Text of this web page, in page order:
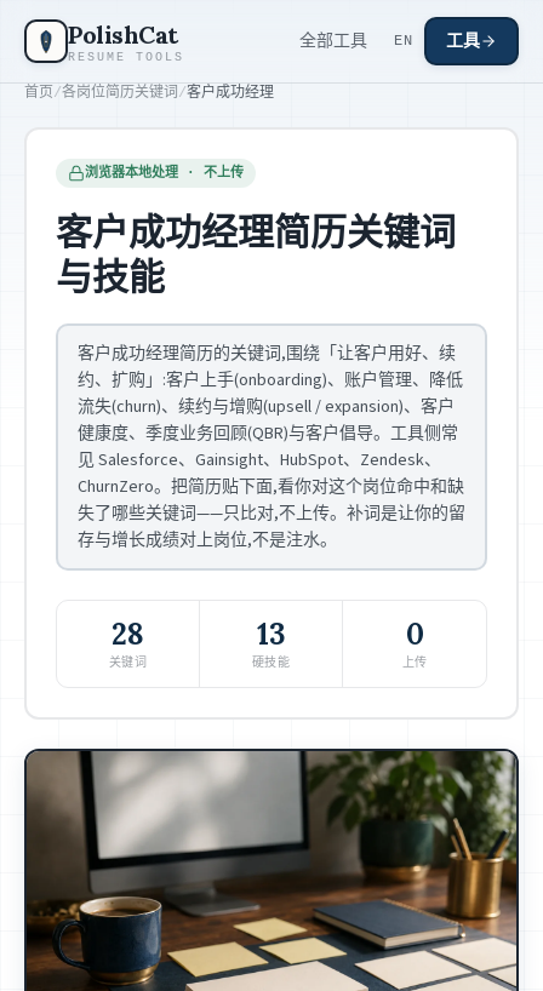
跳到主要内容
PolishCat
RESUME TOOLS
全部工具 EN 工具
首页/各岗位简历关键词 /客户成功经理
浏览器本地处理 · 不上传
客户成功经理简历关键词
与技能
客户成功经理简历的关键词,围绕「让客户用好、续
约、扩购」:客户上手(onboarding)、账户管理、降低
流失(churn)、续约与增购(upsell / expansion)、客户
健康度、季度业务回顾(QBR)与客户倡导。工具侧常
见 Salesforce、Gainsight、HubSpot、Zendesk、
ChurnZero。把简历贴下面,看你对这个岗位命中和缺
失了哪些关键词——只比对,不上传。补词是让你的留
存与增长成绩对上岗位,不是注水。
28
关键词
13
硬技能
0
上传